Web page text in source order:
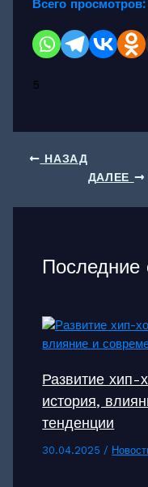
Всего просмотров:
5
НАЗАД
ДАЛЕЕ
Последние
Развитие хип-
история,
тенденции
30.04.2025/